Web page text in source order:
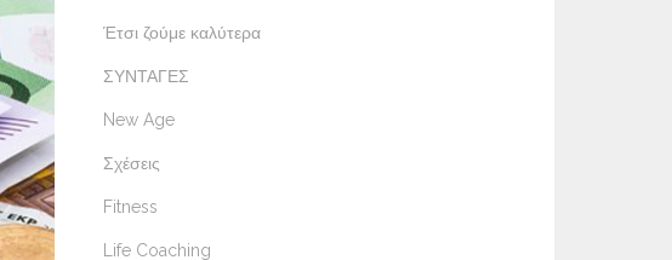
Έτσι ζούμε καλύτερα
ΣΥΝΤΑΓΕΣ
New Age
Σχέσεις
Fitness
Life Coaching